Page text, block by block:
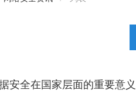
安全在国家层面的重要意义